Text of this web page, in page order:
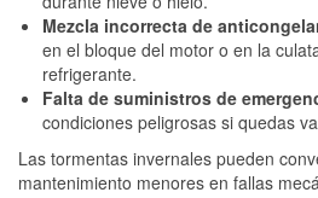
Mezcla incorrecta de
en el bloque del motor o en la
refrigerante.
Falta de suministros de
condiciones peligrosas si quedas
Las tormentas invernales pueden
mantenimiento menores en fallas